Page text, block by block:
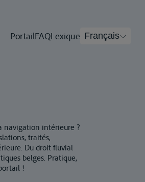
PortailFAQLexique Français
navigation intérieure ?
traités,
Du droit fluvial
belges. Pratique,
!